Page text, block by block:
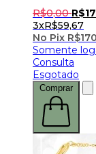
R$0,00 R$
3xR$59,67
No Pix R$
Somente
Consulta
Esgotado
Comprar